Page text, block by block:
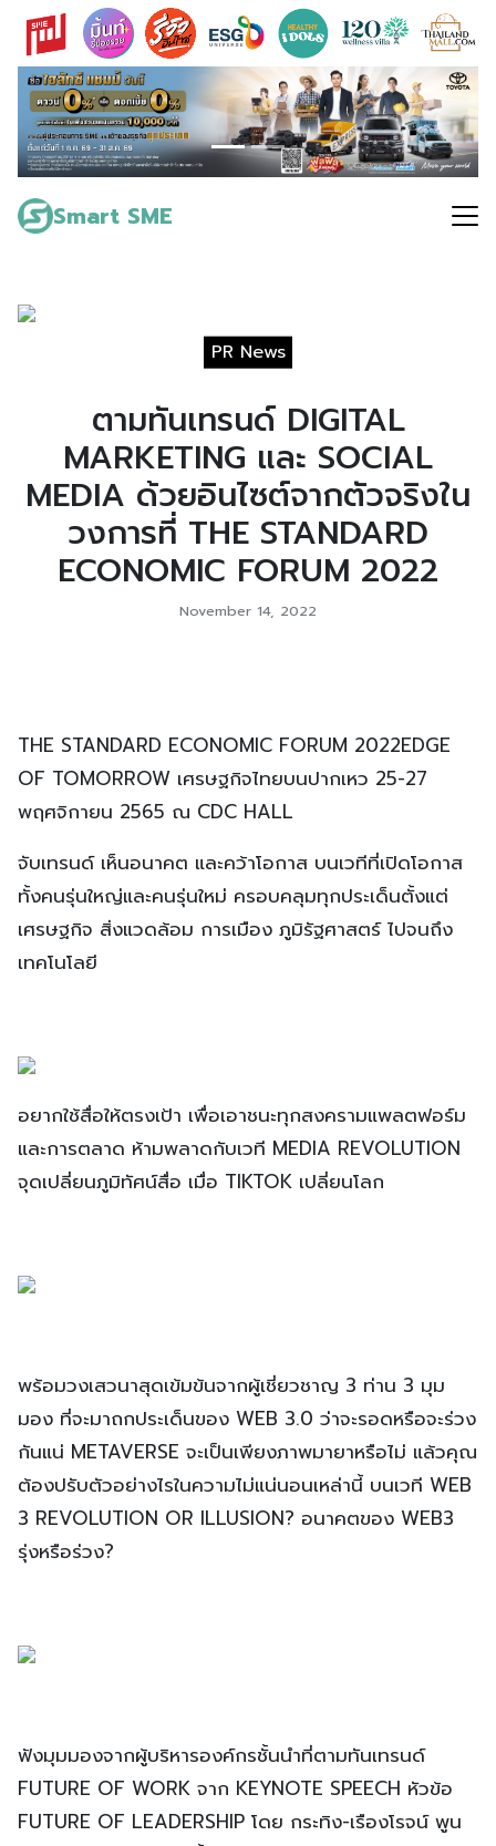
Skip
content
Smart SME
Search
for:
PR News
ตามทันเทรนด์ DIGITAL
MARKETING และ SOCIAL
MEDIA ด้วยอินไซต์จากตัวจริงใน
วงการที่ THE STANDARD
ECONOMIC FORUM 2022
November 14, 2022
THE STANDARD ECONOMIC FORUM 2022EDGE
OF TOMORROW เศรษฐกิจไทยบนปากเหว 25-27
พฤศจิกายน 2565 ณ CDC HALL
จับเทรนด์ เห็นอนาคต และคว้าโอกาส บนเวทีที่เปิดโอกาส
ทั้งคนรุ่นใหญ่และคนรุ่นใหม่ ครอบคลุมทุกประเด็นตั้งแต่
เศรษฐกิจ สิ่งแวดล้อม การเมือง ภูมิรัฐศาสตร์ ไปจนถึง
เทคโนโลยี
อยากใช้สื่อให้ตรงเป้า เพื่อเอาชนะทุกสงครามแพลตฟอร์ม
และการตลาด ห้ามพลาดกับเวที MEDIA REVOLUTION
จุดเปลี่ยนภูมิทัศน์สื่อ เมื่อ TIKTOK เปลี่ยนโลก
พร้อมวงเสวนาสุดเข้มข้นจากผู้เชี่ยวชาญ 3 ท่าน 3 มุม
มอง ที่จะมาถกประเด็นของ WEB 3.0 ว่าจะรอดหรือจะร่วง
กันแน่ METAVERSE จะเป็นเพียงภาพมายาหรือไม่ แล้วคุณ
ต้องปรับตัวอย่างไรในความไม่แน่นอนเหล่านี้ บนเวที WEB
3 REVOLUTION OR ILLUSION? อนาคตของ WEB3
รุ่งหรือร่วง?
ฟังมุมมองจากผู้บริหารองค์กรชั้นนำที่ตามทันเทรนด์
FUTURE OF WORK จาก KEYNOTE SPEECH หัวข้อ
FUTURE OF LEADERSHIP โดย กระทิง-เรืองโรจน์ พูน